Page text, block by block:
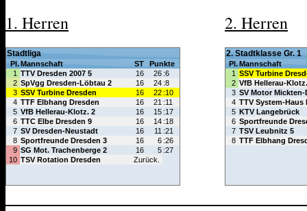
1. Herren 2. Herren